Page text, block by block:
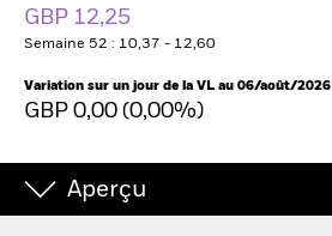
Notre société
GBP 12,25
Semaine 52 : 10,37 - 12,60
Variation sur un jour de la VL au 06/août/2026
GBP 0,00 (0,00%)
Aperçu